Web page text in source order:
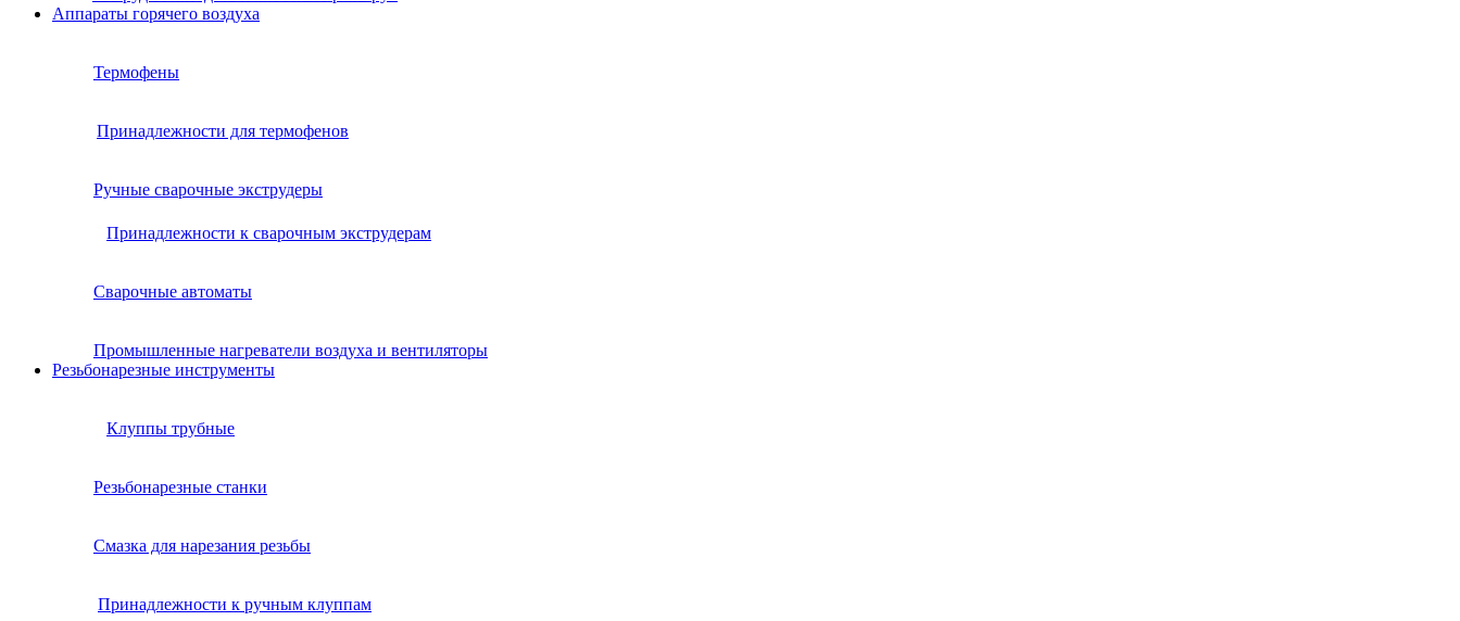
Аппараты горячего воздуха
Термофены
Принадлежности для термофенов
Ручные сварочные экструдеры
Принадлежности к сварочным экструдерам
Сварочные автоматы
Промышленные нагреватели воздуха и вентиляторы
Резьбонарезные инструменты
Клуппы трубные
Резьбонарезные станки
Смазка для нарезания резьбы
Принадлежности к ручным клуппам